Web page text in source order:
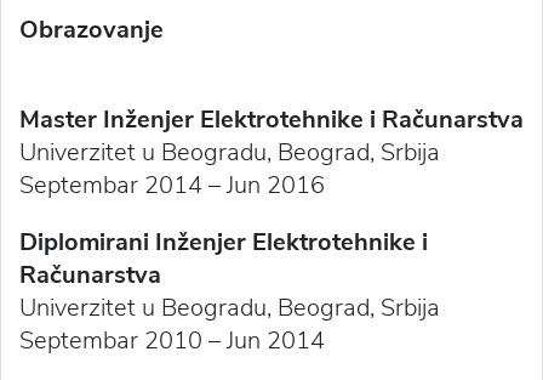
Obrazovanje
Master Inženjer Elektrotehnike i Računarstva
Univerzitet u Beogradu, Beograd, Srbija
Septembar 2014 – Jun 2016
Diplomirani Inženjer Elektrotehnike i
Računarstva
Univerzitet u Beogradu, Beograd, Srbija
Septembar 2010 – Jun 2014